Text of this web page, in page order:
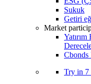
Sukuk
Getiri
Market
Cbonds
Try in 7